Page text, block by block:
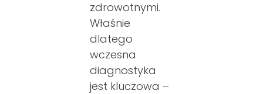
zdrowotnymi.
Właśnie
dlatego
wczesna
diagnostyka
jest kluczowa –